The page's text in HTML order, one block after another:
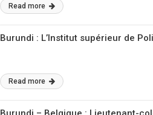
Read more
Burundi : L’Institut supérieur de
Read more